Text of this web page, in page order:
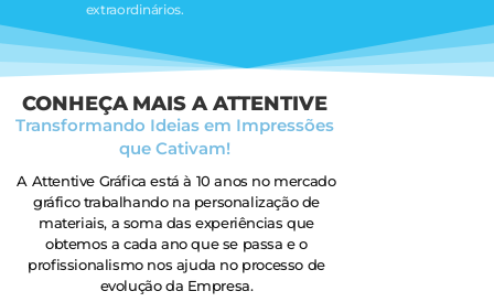
extraordinários.
CONHEÇA MAIS A ATTENTIVE
Transformando Ideias em Impressões
que Cativam!
A Attentive Gráfica está à 10 anos no mercado
gráfico trabalhando na personalização de
materiais, a soma das experiências que
obtemos a cada ano que se passa e o
profissionalismo nos ajuda no processo de
evolução da Empresa.